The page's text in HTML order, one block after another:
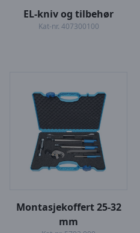
EL-kniv og tilbehør
Kat-nr. 407300100
Montasjekoffert 25-32
mm